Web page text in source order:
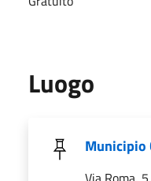
Luogo
Municipio